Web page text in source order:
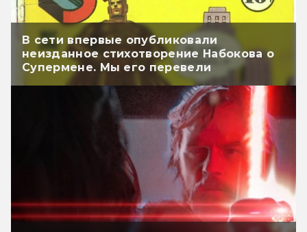
В сети впервые опубликовали
неизданное стихотворение Набокова о
Супермене. Мы его перевели